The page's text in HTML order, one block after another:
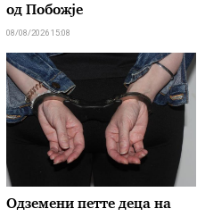
од Побожје
08/08/2026 15:08
Одземени петте деца на